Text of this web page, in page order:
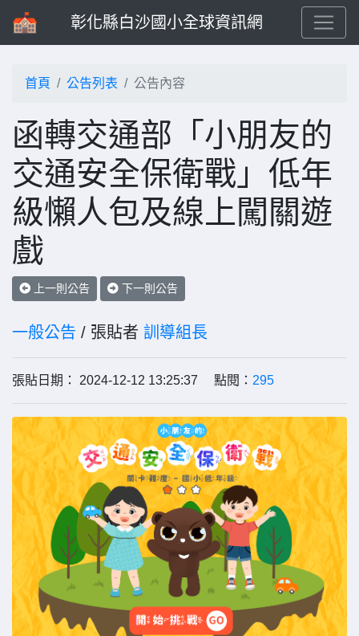
彰化縣白沙國小全球資訊網
首頁 公告列表 公告內容
函轉交通部「小朋友的
交通安全保衛戰」低年
級懶人包及線上闖關遊
戲
上一則公告 下一則公告
一般公告 / 張貼者 訓導組長
張貼日期： 2024-12-12 13:25:37 點閱： 295